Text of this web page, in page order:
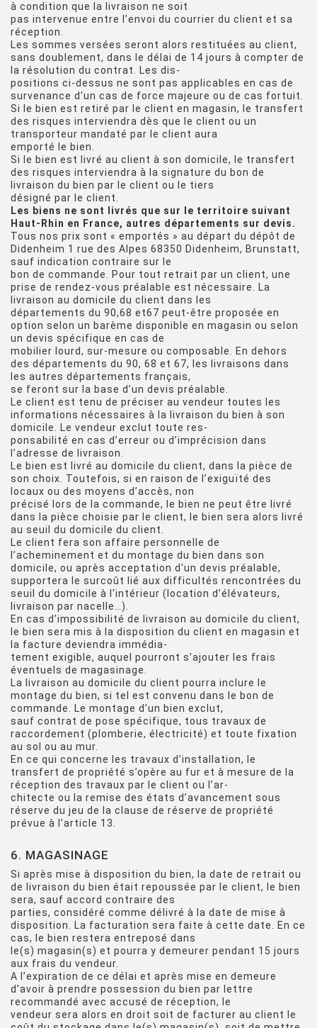
à condition que la livraison ne soit
pas intervenue entre l’envoi du courrier du client et sa
réception.
Les sommes versées seront alors restituées au client,
sans doublement, dans le délai de 14 jours à compter de
la résolution du contrat. Les dis-
positions ci-dessus ne sont pas applicables en cas de
survenance d'un cas de force majeure ou de cas fortuit.
Si le bien est retiré par le client en magasin, le transfert
des risques interviendra dès que le client ou un
transporteur mandaté par le client aura
emporté le bien.
Si le bien est livré au client à son domicile, le transfert
des risques interviendra à la signature du bon de
livraison du bien par le client ou le tiers
désigné par le client.
Les biens ne sont livrés que sur le territoire suivant
Haut-Rhin en France, autres départements sur devis.
Tous nos prix sont « emportés » au départ du dépôt de
Didenheim 1 rue des Alpes 68350 Didenheim, Brunstatt,
sauf indication contraire sur le
bon de commande. Pour tout retrait par un client, une
prise de rendez-vous préalable est nécessaire. La
livraison au domicile du client dans les
départements du 90,68 et67 peut-être proposée en
option selon un barème disponible en magasin ou selon
un devis spécifique en cas de
mobilier lourd, sur-mesure ou composable. En dehors
des départements du 90, 68 et 67, les livraisons dans
les autres départements français,
se feront sur la base d’un devis préalable.
Le client est tenu de préciser au vendeur toutes les
informations nécessaires à la livraison du bien à son
domicile. Le vendeur exclut toute res-
ponsabilité en cas d’erreur ou d’imprécision dans
l’adresse de livraison.
Le bien est livré au domicile du client, dans la pièce de
son choix. Toutefois, si en raison de l’exiguïté des
locaux ou des moyens d’accès, non
précisé lors de la commande, le bien ne peut être livré
dans la pièce choisie par le client, le bien sera alors livré
au seuil du domicile du client.
Le client fera son affaire personnelle de
l’acheminement et du montage du bien dans son
domicile, ou après acceptation d'un devis préalable,
supportera le surcoût lié aux difficultés rencontrées du
seuil du domicile à l'intérieur (location d’élévateurs,
livraison par nacelle…).
En cas d’impossibilité de livraison au domicile du client,
le bien sera mis à la disposition du client en magasin et
la facture deviendra immédia-
tement exigible, auquel pourront s’ajouter les frais
éventuels de magasinage.
La livraison au domicile du client pourra inclure le
montage du bien, si tel est convenu dans le bon de
commande. Le montage d’un bien exclut,
sauf contrat de pose spécifique, tous travaux de
raccordement (plomberie, électricité) et toute fixation
au sol ou au mur.
En ce qui concerne les travaux d’installation, le
transfert de propriété s’opère au fur et à mesure de la
réception des travaux par le client ou l’ar-
chitecte ou la remise des états d’avancement sous
réserve du jeu de la clause de réserve de propriété
prévue à l’article 13.
6. MAGASINAGE
Si après mise à disposition du bien, la date de retrait ou
de livraison du bien était repoussée par le client, le bien
sera, sauf accord contraire des
parties, considéré comme délivré à la date de mise à
disposition. La facturation sera faite à cette date. En ce
cas, le bien restera entreposé dans
le(s) magasin(s) et pourra y demeurer pendant 15 jours
aux frais du vendeur.
A l’expiration de ce délai et après mise en demeure
d’avoir à prendre possession du bien par lettre
recommandé avec accusé de réception, le
vendeur sera alors en droit soit de facturer au client le